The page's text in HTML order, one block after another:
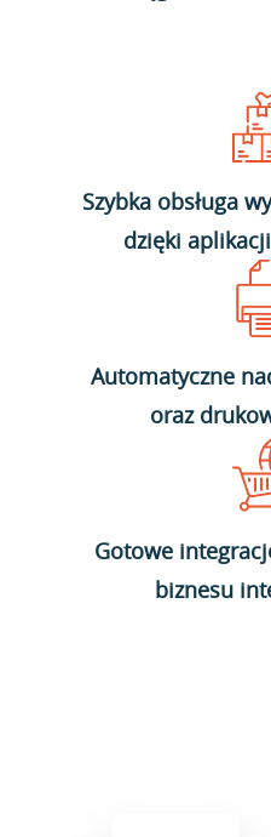
Szybka obsługa
dzięki
Automatyczne
oraz
Gotowe
biznesu